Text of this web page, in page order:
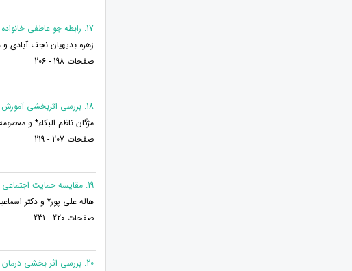
17. رابطه جو عاطفی خانواده با قلدری و اختلالات رفتاری در دانش آموزان پسر، دوره متوسطه اول
زهره بدیهیان نجف آبادی
صفحات 198 - 206
18. بررسی اثربخشی آموزش ذهن آگاهی بر کاهش پرخاشگری مادران دختران کم توان ذهنی مقطع ابتدایی شهر شیراز
مژگان ناظم البکاء* و
صفحات 207 - 219
19. مقایسه حمایت اجتماعی و اضطراب مرگ در پرستاران بخش کرونایی و غیرکرونایی شهرستان ارومیه
هاله علی پور* و دکتر
صفحات 220 - 231
20. بررسی اثر بخشی درمان شناختی رفتاری بر افکار عودکننده و بی خوابی مادران کودکان مبتلا به اختلال های طیف اتیسم